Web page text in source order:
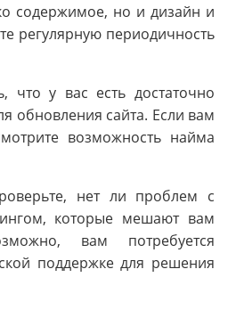
содержимое, но и дизайн и
регулярную периодичность
что у вас есть достаточно
обновления сайта. Если вам
возможность найма
нет ли проблем с
которые мешают вам
вам потребуется
поддержке для решения